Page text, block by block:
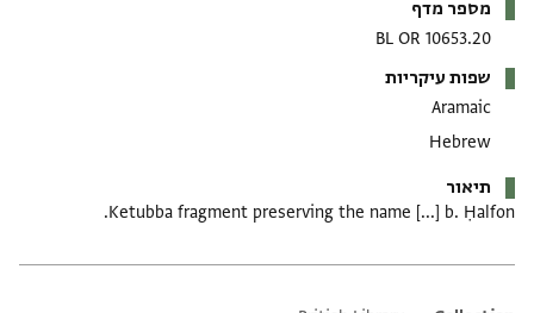
מספר מדף
BL OR 10653.20
שפות עיקריות
Aramaic
Hebrew
תיאור
Ketubba fragment preserving the name [...] b. Ḥalfon.